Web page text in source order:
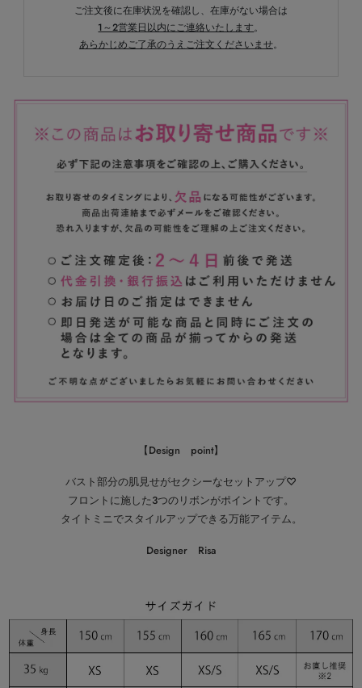
ご注文後に在庫状況を確認し、在庫がない場合は
1～2営業日以内にご連絡いたします。
あらかじめご了承のうえご注文くださいませ。
【Design point】
バスト部分の肌見せがセクシーなセットアップ♡
フロントに施した3つのリボンがポイントです。
タイトミニでスタイルアップできる万能アイテム。
Designer Risa